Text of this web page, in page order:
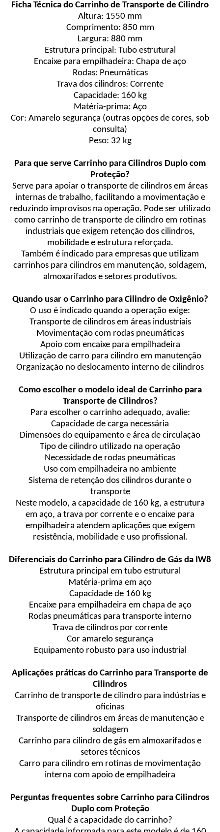
Ficha Técnica do Carrinho de Transporte de Cilindro
Altura: 1550 mm
Comprimento: 850 mm
Largura: 880 mm
Estrutura principal: Tubo estrutural
Encaixe para empilhadeira: Chapa de aço
Rodas: Pneumáticas
Trava dos cilindros: Corrente
Capacidade: 160 kg
Matéria-prima: Aço
Cor: Amarelo segurança (outras opções de cores, sob
consulta)
Peso: 32 kg
Para que serve Carrinho para Cilindros Duplo com
Proteção?
Serve para apoiar o transporte de cilindros em áreas
internas de trabalho, facilitando a movimentação e
reduzindo improvisos na operação. Pode ser utilizado
como carrinho de transporte de cilindro em rotinas
industriais que exigem retenção dos cilindros,
mobilidade e estrutura reforçada.
Também é indicado para empresas que utilizam
carrinhos para cilindros em manutenção, soldagem,
almoxarifados e setores produtivos.
Quando usar o Carrinho para Cilindro de Oxigênio?
O uso é indicado quando a operação exige:
Transporte de cilindros em áreas industriais
Movimentação com rodas pneumáticas
Apoio com encaixe para empilhadeira
Utilização de carro para cilindro em manutenção
Organização no deslocamento interno de cilindros
Como escolher o modelo ideal de Carrinho para
Transporte de Cilindros?
Para escolher o carrinho adequado, avalie:
Capacidade de carga necessária
Dimensões do equipamento e área de circulação
Tipo de cilindro utilizado na operação
Necessidade de rodas pneumáticas
Uso com empilhadeira no ambiente
Sistema de retenção dos cilindros durante o
transporte
Neste modelo, a capacidade de 160 kg, a estrutura
em aço, a trava por corrente e o encaixe para
empilhadeira atendem aplicações que exigem
resistência, mobilidade e uso profissional.
Diferenciais do Carrinho para Cilindro de Gás da IW8
Estrutura principal em tubo estrutural
Matéria-prima em aço
Capacidade de 160 kg
Encaixe para empilhadeira em chapa de aço
Rodas pneumáticas para transporte interno
Trava de cilindros por corrente
Cor amarelo segurança
Equipamento robusto para uso industrial
Aplicações práticas do Carrinho para Transporte de
Cilindros
Carrinho de transporte de cilindro para indústrias e
oficinas
Transporte de cilindros em áreas de manutenção e
soldagem
Carrinho para cilindro de gás em almoxarifados e
setores técnicos
Carro para cilindro em rotinas de movimentação
interna com apoio de empilhadeira
Perguntas frequentes sobre Carrinho para Cilindros
Duplo com Proteção
Qual é a capacidade do carrinho?